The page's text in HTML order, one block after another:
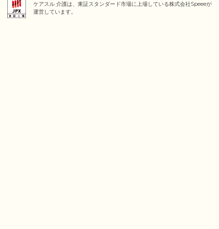
ケアスル 介護は、東証スタンダード市場に上場している株式会社Speeeが
運営しています。